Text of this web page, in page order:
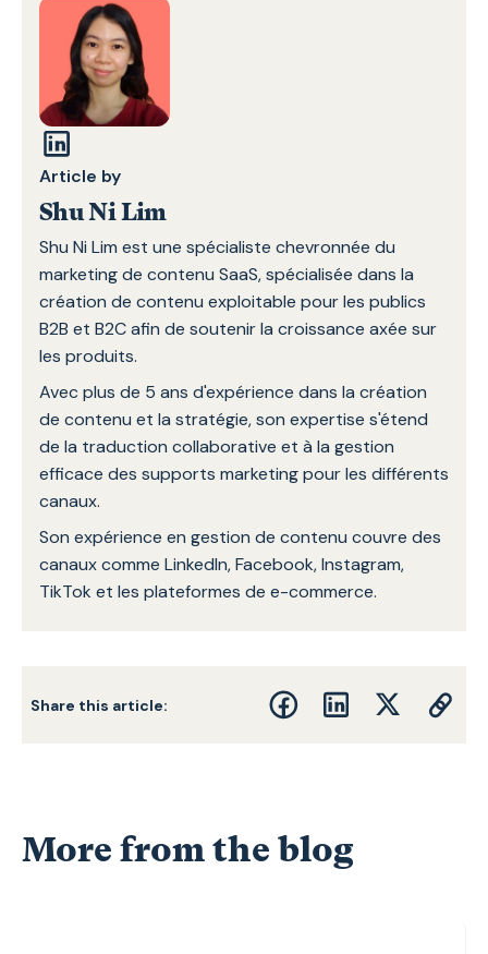
Article by
Shu Ni Lim
Shu Ni Lim est une spécialiste chevronnée du
marketing de contenu SaaS, spécialisée dans la
création de contenu exploitable pour les publics
B2B et B2C afin de soutenir la croissance axée sur
les produits.
Avec plus de 5 ans d'expérience dans la création
de contenu et la stratégie, son expertise s'étend
de la traduction collaborative et à la gestion
efficace des supports marketing pour les différents
canaux.
Son expérience en gestion de contenu couvre des
canaux comme LinkedIn, Facebook, Instagram,
TikTok et les plateformes de e-commerce.
Share this article:
More from the blog